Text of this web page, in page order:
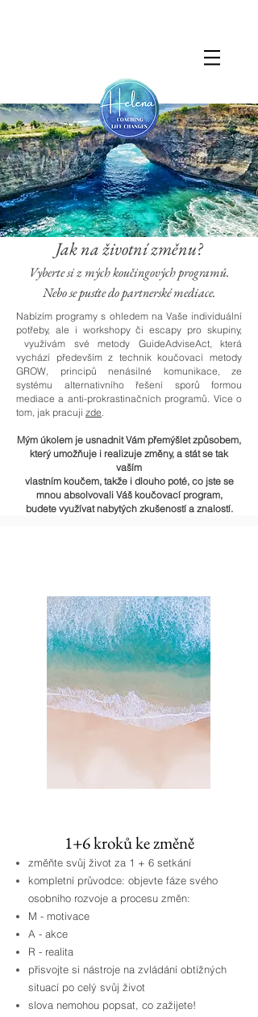
Jak na životní změnu?
Vyberte si z mých koučingových programů.
Nebo se pusťte do partnerské mediace.
Nabízím programy s ohledem na Vaše individuální
potřeby, ale i workshopy či escapy pro skupiny,
využívám své metody GuideAdviseAct, která
vychází především z technik koučovací metody
GROW, principů nenásilné komunikace, ze
systému alternativního řešení sporů formou
mediace a anti-prokrastinačních programů. Více o
tom, jak pracuji zde.
Mým úkolem je usnadnit Vám přemýšlet způsobem,
který umožňuje i realizuje změny, a stát se tak
vaším
vlastním koučem, takže i dlouho poté, co jste se
mnou absolvovali Váš koučovací program,
budete využívat nabytých zkušeností a znalostí.
1+6 kroků ke změně
změňte svůj život za 1 + 6 setkání
kompletní průvodce: objevte fáze svého
osobního rozvoje a procesu změn:
M - motivace
A - akce
R - realita
přisvojte si nástroje na zvládání obtížných
situací po celý svůj život
slova nemohou popsat, co zažijete!